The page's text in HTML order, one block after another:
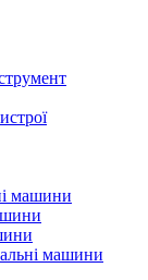
машини
машини